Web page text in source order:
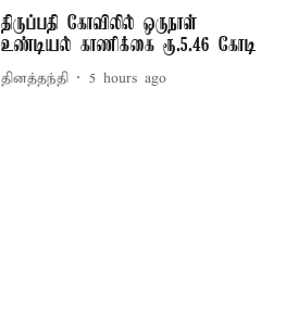
திருப்பதி கோவிலில் ஒருநாள்
உண்டியல் காணிக்கை ரூ.5.46 கோடி
தினத்தந்தி 5 hours ago